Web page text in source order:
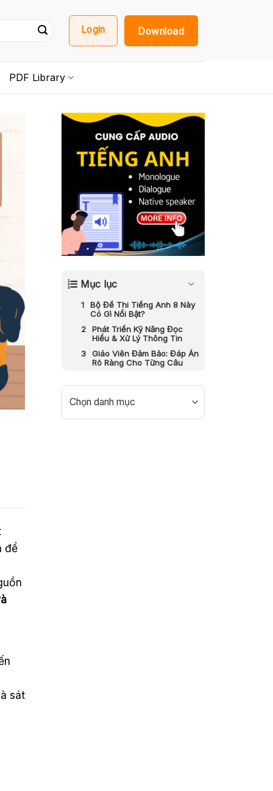
Login Download
PDF Library
để
sát
Mục lục
Bộ Đề Thi Tiếng Anh 8 Này
Có Gì Nổi Bật?
Phát Triển Kỹ Năng Đọc
Hiểu & Xử Lý Thông Tin
Giáo Viên Đảm Bảo: Đáp Án
Rõ Ràng Cho Từng Câu
Categories